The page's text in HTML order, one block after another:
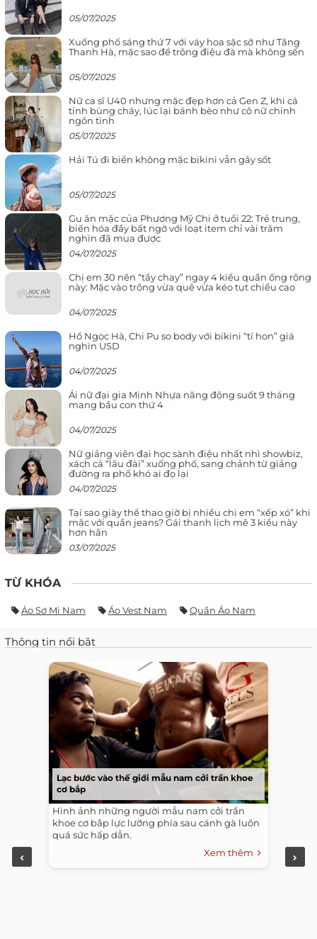
05/07/2025
Xuống phố sáng thứ 7 với váy hoa sặc sỡ như Tăng
Thanh Hà, mặc sao để trông điệu đà mà không sến
05/07/2025
Nữ ca sĩ U40 nhưng mặc đẹp hơn cả Gen Z, khi cá
tính bùng cháy, lúc lại bánh bèo như cô nữ chính
ngôn tình
05/07/2025
Hải Tú đi biển không mặc bikini vẫn gây sốt
05/07/2025
Gu ăn mặc của Phương Mỹ Chi ở tuổi 22: Trẻ trung,
biến hóa đầy bất ngờ với loạt item chỉ vài trăm
nghìn đã mua được
04/07/2025
Chị em 30 nên “tẩy chay” ngay 4 kiểu quần ống rộng
này: Mặc vào trông vừa quê vừa kéo tụt chiều cao
04/07/2025
Hồ Ngọc Hà, Chi Pu so body với bikini “tí hon” giá
nghìn USD
04/07/2025
Ái nữ đại gia Minh Nhựa năng động suốt 9 tháng
mang bầu con thứ 4
04/07/2025
Nữ giảng viên đại học sành điệu nhất nhì showbiz,
xách cả “lâu đài” xuống phố, sang chảnh từ giảng
đường ra phố khó ai đọ lại
04/07/2025
Tại sao giày thể thao giờ bị nhiều chị em “xếp xó” khi
mặc với quần jeans? Gái thanh lịch mê 3 kiểu này
hơn hẳn
03/07/2025
TỪ KHÓA
Áo Sơ Mi Nam Áo Vest Nam Quần Áo Nam
Thông tin nổi bật
Lạc bước vào thế giới mẫu nam cởi trần khoe
cơ bắp
Hình ảnh những người mẫu nam cởi trần
khoe cơ bắp lực lưỡng phía sau cánh gà luôn
quá sức hấp dẫn.
Xem thêm